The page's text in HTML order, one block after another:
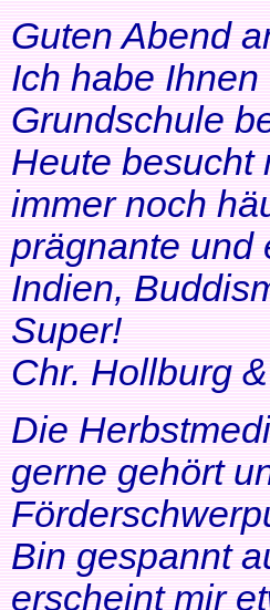
Guten Abend
Ich habe
Grundschule
Heute besucht
immer noch
prägnante und
Indien,
Super!
Chr. Hollburg
Die
gerne gehört
Bin gespannt
erscheint mir